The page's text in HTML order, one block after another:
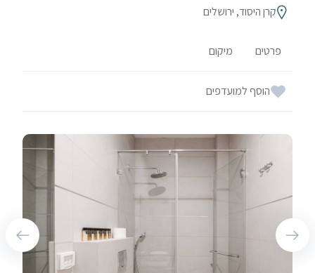
קרן היסוד, ירושלים
פרטים מיקום
הוסף למועדפים